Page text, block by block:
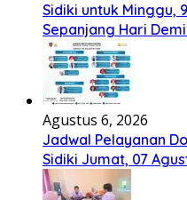
Sidiki untuk Minggu,
Sepanjang Hari
Agustus 6, 2026
Jadwal Pelayanan
Sidiki Jumat, 07